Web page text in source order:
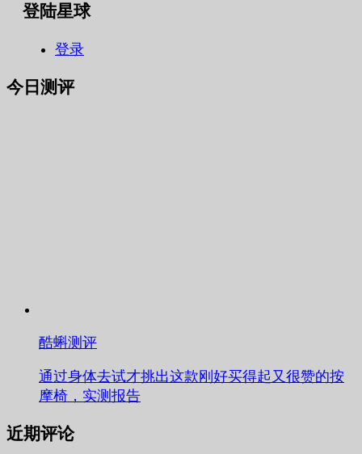
登陆星球
登录
今日测评
酷蝌测评
通过身体去试才挑出这款刚好买得起又很赞的按
摩椅，实测报告
近期评论